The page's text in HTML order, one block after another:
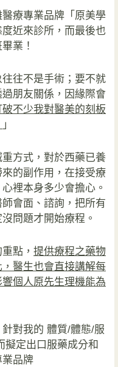
療專業品牌「原美學
近來診所，而最後也
業！
往不是手術；要不就
朋友關係，因緣際會
不少我對醫美的刻板
」
方式，對於西藥已養
的副作用，在接受療
裡本身多少會擔心。
會面、諮詢，把所有
問題才開始療程。
點， 提供療程之藥物
，醫生也會直接講解每
個人原先生理機能為
針對我的 體質/體態/服
擬定出口服藥成分和
業品牌